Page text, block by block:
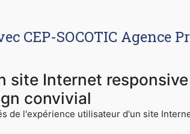
CEP-SOCOTIC Agence
Internet
convivial
l'expérience utilisateur d'un site